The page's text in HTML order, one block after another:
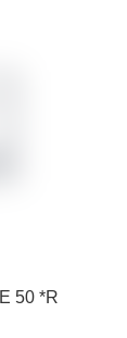
50 *R